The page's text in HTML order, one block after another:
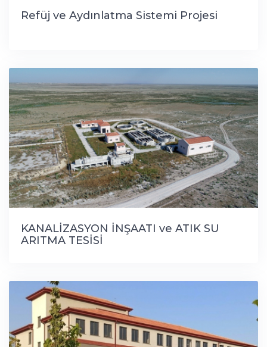
Refüj ve Aydınlatma Sistemi Projesi
KANALİZASYON İNŞAATI ve ATIK SU
ARITMA TESİSİ